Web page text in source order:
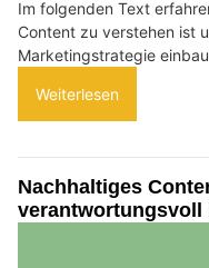
Im folgenden Text
Content zu verstehen ist
Marketingstrategie
Weiterlesen
Nachhaltiges
verantwortungsvoll